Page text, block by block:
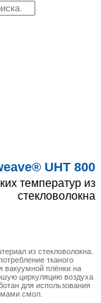
UHT 800
температур из
стекловолокна
из стекловолокна.
тканого
вакуумной плёнки на
циркуляцию воздуха
для использования
смол.